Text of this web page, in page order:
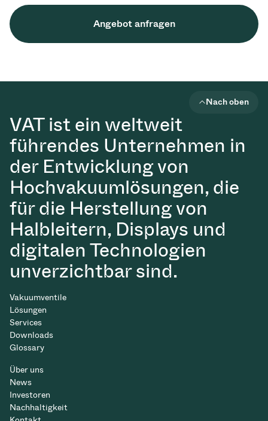
Angebot anfragen
VAT ist ein weltweit
führendes Unternehmen in
der Entwicklung von
Hochvakuumlösungen, die
für die Herstellung von
Halbleitern, Displays und
digitalen Technologien
unverzichtbar sind.
Nach oben
Vakuumventile
Lösungen
Services
Downloads
Glossary
Über uns
News
Investoren
Nachhaltigkeit